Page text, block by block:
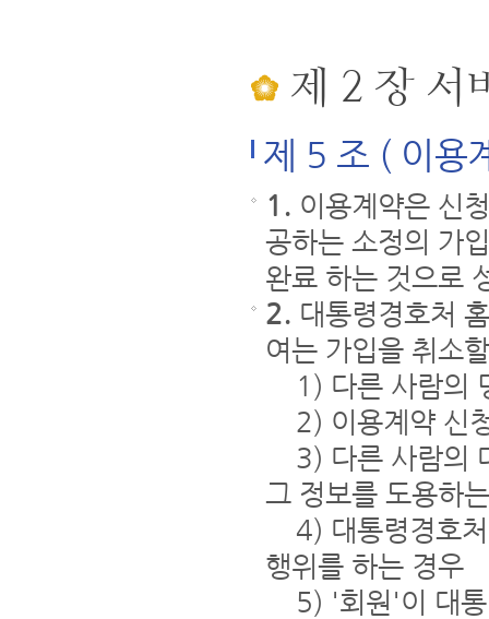
제 2 장 서
제 5 조 ( 이용
1. 이용계약은 신
공하는 소정의 가
완료 하는 것으로
2. 대통령경호처
여는 가입을 취소
1) 다른 사람의
2) 이용계약 신
3) 다른 사람의
그 정보를 도용하
4) 대통령경호처
행위를 하는 경우
5) '회원'이 대통